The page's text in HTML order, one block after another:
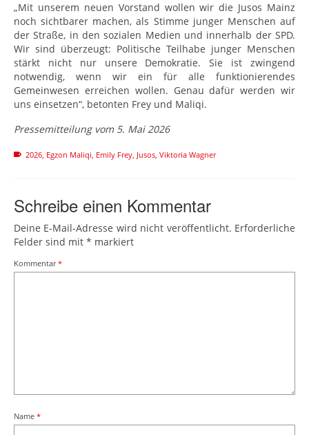
„Mit unserem neuen Vorstand wollen wir die Jusos Mainz
noch sichtbarer machen, als Stimme junger Menschen auf
der Straße, in den sozialen Medien und innerhalb der SPD.
Wir sind überzeugt: Politische Teilhabe junger Menschen
stärkt nicht nur unsere Demokratie. Sie ist zwingend
notwendig, wenn wir ein für alle funktionierendes
Gemeinwesen erreichen wollen. Genau dafür werden wir
uns einsetzen“, betonten Frey und Maliqi.
Pressemitteilung vom 5. Mai 2026
2026, Egzon Maliqi, Emily Frey, Jusos, Viktoria Wagner
Schreibe einen Kommentar
Deine E-Mail-Adresse wird nicht veröffentlicht. Erforderliche
Felder sind mit * markiert
Kommentar*
Name *